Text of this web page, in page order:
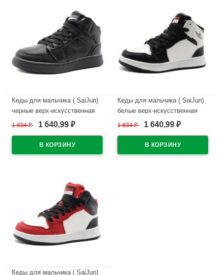
Кеды для мальчика ( SaiJun)
черные верх-искусственная
кожа подкладка
czz-C6566-2
1 834₽ 1 640,99 ₽
Кеды для мальчика ( SaiJun)
белые верх-искусственная
кожа подкладка
czz-C6566-1
1 834₽ 1 640,99 ₽
Кеды для мальчика ( SaiJun)